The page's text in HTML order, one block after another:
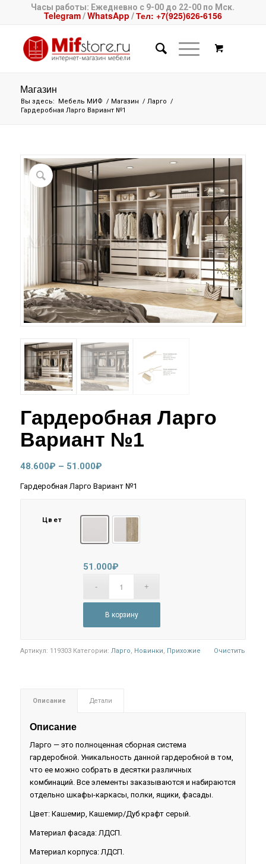
Часы работы: Ежедневно с 9-00 до 22-00 по Мск.
Telegram/WhatsApp /Тел: +7(925)626-6156
Магазин
Вы здесь: Мебель МИФ / Магазин / Ларго /
Гардеробная Ларго Вариант №1
Гардеробная Ларго
Вариант №1
48.600₽ – 51.000₽Диапазон
48.600₽
51.000₽
Гардеробная Ларго Вариант №1
Цвет
Кашемир/Дуб Крафт Серый
Очистить
51.000₽
В корзину
Артикул: 119303 Категории: Ларго, Новинки, Прихожие
Описание Детали
Описание
Ларго — это полноценная сборная система
гардеробной. Уникальность данной гардеробной в том,
что ее можно собрать в десятки различных
комбинаций. Все элементы заказываются и набираются
отдельно шкафы-каркасы, полки, ящики, фасады.
Цвет: Кашемир, Кашемир/Дуб крафт серый.
Материал фасада: ЛДСП.
Материал корпуса: ЛДСП.